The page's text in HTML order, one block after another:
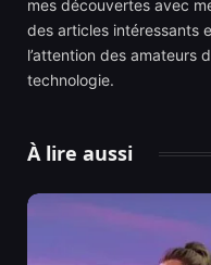
mes découvertes avec
des articles intéressants
l’attention des amateurs
technologie.
À lire aussi